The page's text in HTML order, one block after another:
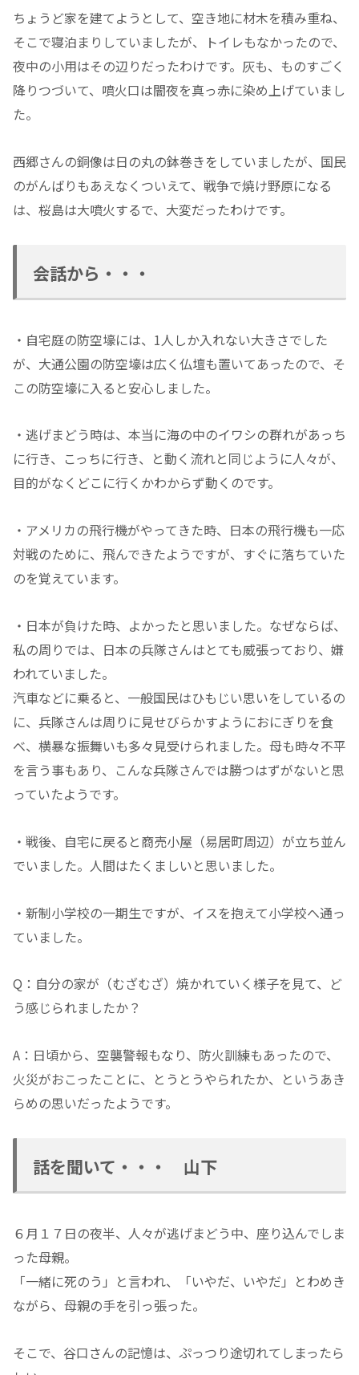
ちょうど家を建てようとして、空き地に材木を積み重ね、
そこで寝泊まりしていましたが、トイレもなかったので、
夜中の小用はその辺りだったわけです。灰も、ものすごく
降りつづいて、噴火口は闇夜を真っ赤に染め上げていまし
た。
西郷さんの銅像は日の丸の鉢巻きをしていましたが、国民
のがんばりもあえなくついえて、戦争で焼け野原になる
は、桜島は大噴火するで、大変だったわけです。
会話から・・・
・自宅庭の防空壕には、1人しか入れない大きさでした
が、大通公園の防空壕は広く仏壇も置いてあったので、そ
この防空壕に入ると安心しました。
・逃げまどう時は、本当に海の中のイワシの群れがあっち
に行き、こっちに行き、と動く流れと同じように人々が、
目的がなくどこに行くかわからず動くのです。
・アメリカの飛行機がやってきた時、日本の飛行機も一応
対戦のために、飛んできたようですが、すぐに落ちていた
のを覚えています。
・日本が負けた時、よかったと思いました。なぜならば、
私の周りでは、日本の兵隊さんはとても威張っており、嫌
われていました。
汽車などに乗ると、一般国民はひもじい思いをしているの
に、兵隊さんは周りに見せびらかすようにおにぎりを食
べ、横暴な振舞いも多々見受けられました。母も時々不平
を言う事もあり、こんな兵隊さんでは勝つはずがないと思
っていたようです。
・戦後、自宅に戻ると商売小屋（易居町周辺）が立ち並ん
でいました。人間はたくましいと思いました。
・新制小学校の一期生ですが、イスを抱えて小学校へ通っ
ていました。
Q：自分の家が（むざむざ）焼かれていく様子を見て、ど
う感じられましたか？
A：日頃から、空襲警報もなり、防火訓練もあったので、
火災がおこったことに、とうとうやられたか、というあき
らめの思いだったようです。
話を聞いて・・・ 山下
６月１７日の夜半、人々が逃げまどう中、座り込んでしま
った母親。
「一緒に死のう」と言われ、「いやだ、いやだ」とわめき
ながら、母親の手を引っ張った。
そこで、谷口さんの記憶は、ぷっつり途切れてしまったら